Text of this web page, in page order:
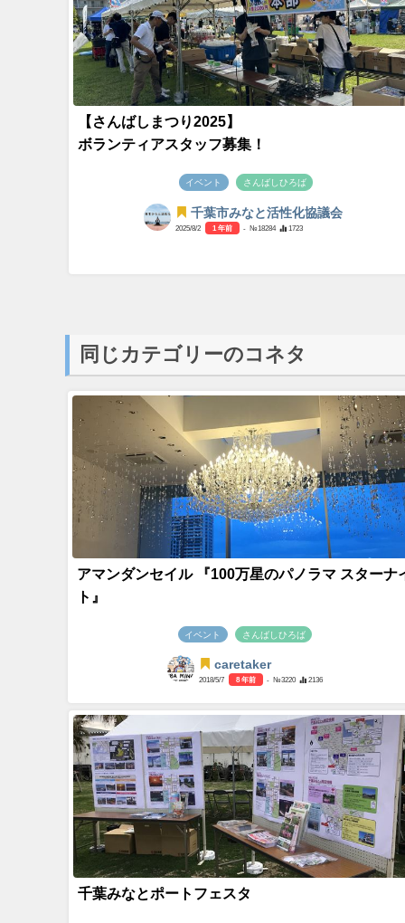
【さんばしまつり2025】
ボランティアスタッフ募集！
イベント さんばしひろば
千葉市みなと活性化協議会
2025/8/2 1 年前 - №18284 1723
同じカテゴリーのコネタ
アマンダンセイル 『100万星のパノラマ スターナ
ト』
イベント さんばしひろば
caretaker
2018/5/7 8 年前 - №3220 2136
千葉みなとポートフェスタ